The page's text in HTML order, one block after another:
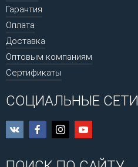
Гарантия
Оплата
Доставка
Оптовым компаниям
Сертификаты
СОЦИАЛЬНЫЕ СЕТИ